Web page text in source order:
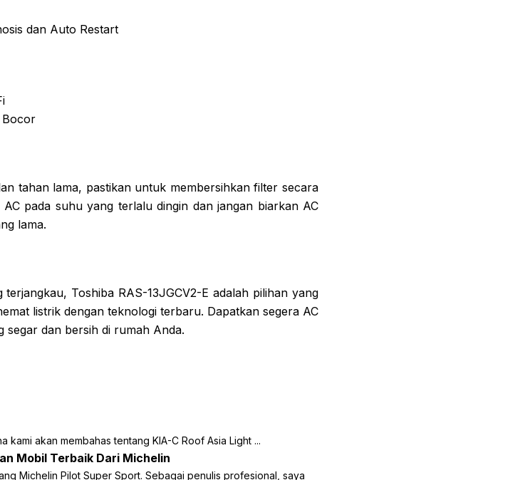
dan Auto Restart
Bocor
tahan lama, pastikan untuk membersihkan filter secara
pada suhu yang terlalu dingin dan jangan biarkan AC
lama.
Toshiba RAS-13JGCV2-E adalah pilihan yang
listrik dengan teknologi terbaru. Dapatkan segera AC
segar dan bersih di rumah Anda.
kami akan membahas tentang KIA-C Roof Asia Light ...
Mobil Terbaik Dari Michelin
Michelin Pilot Super Sport. Sebagai penulis profesional, saya